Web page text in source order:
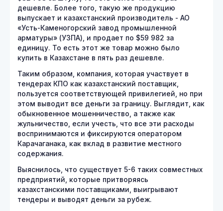
дешевле. Более того, такую же продукцию
выпускает и казахстанский производитель - АО
«Усть-Каменогорский завод промышленной
арматуры» (УЗПА), и продает по $59 982 за
единицу. То есть этот же товар можно было
купить в Казахстане в пять раз дешевле.
Таким образом, компания, которая участвует в
тендерах КПО как казахстанский поставщик,
пользуется соответствующей привилегией, но при
этом выводит все деньги за границу. Выглядит, как
обыкновенное мошенничество, а также как
жульничество, если учесть, что все эти расходы
воспринимаются и фиксируются оператором
Карачаганака, как вклад в развитие местного
содержания.
Выяснилось, что существует 5-6 таких совместных
предприятий, которые притворяясь
казахстанскими поставщиками, выигрывают
тендеры и выводят деньги за рубеж.